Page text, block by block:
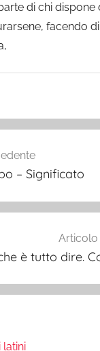
di chi dispone
facendo
– Significato
Articolo
è tutto dire.
latini